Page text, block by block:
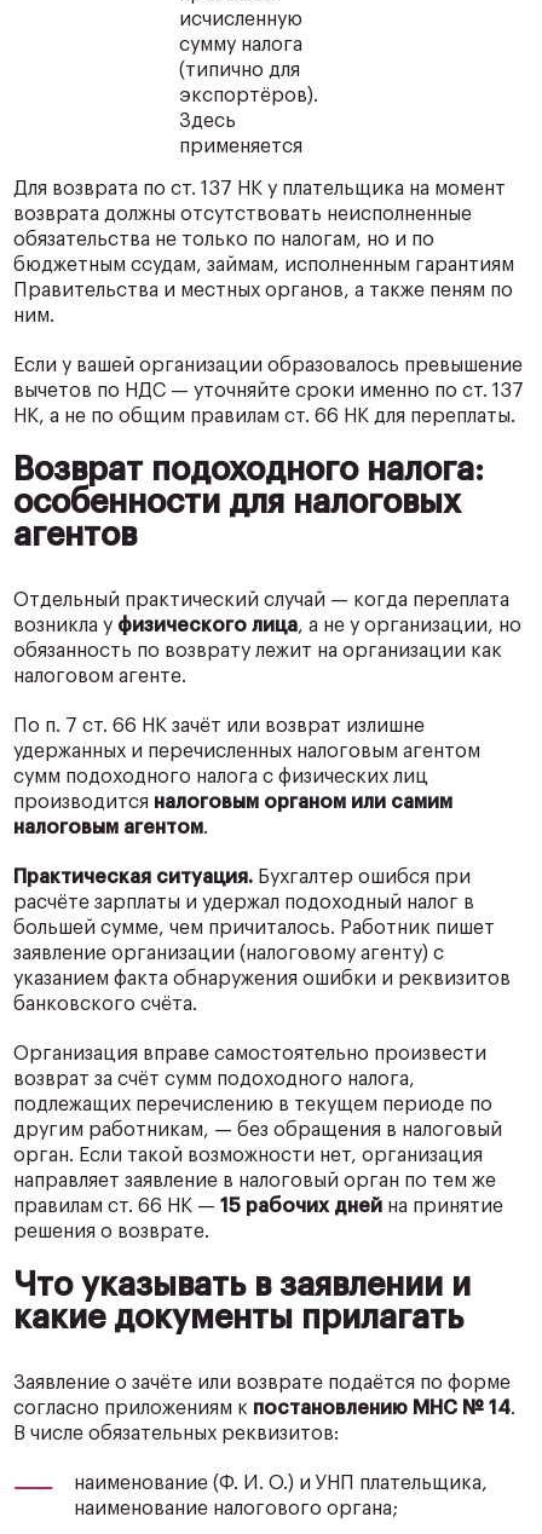
исчисленную
сумму налога
(типично для
экспортёров).
Здесь
применяется
Для возврата по ст. 137 НК у плательщика на момент
возврата должны отсутствовать неисполненные
обязательства не только по налогам, но и по
бюджетным ссудам, займам, исполненным гарантиям
Правительства и местных органов, а также пеням по
ним.
Если у вашей организации образовалось превышение
вычетов по НДС — уточняйте сроки именно по ст. 137
НК, а не по общим правилам ст. 66 НК для переплаты.
Возврат подоходного налога:
особенности для налоговых
агентов
Отдельный практический случай — когда переплата
возникла у физического лица, а не у организации, но
обязанность по возврату лежит на организации как
налоговом агенте.
По п. 7 ст. 66 НК зачёт или возврат излишне
удержанных и перечисленных налоговым агентом
сумм подоходного налога с физических лиц
производится налоговым органом или самим
налоговым агентом.
Практическая ситуация. Бухгалтер ошибся при
расчёте зарплаты и удержал подоходный налог в
большей сумме, чем причиталось. Работник пишет
заявление организации (налоговому агенту) с
указанием факта обнаружения ошибки и реквизитов
банковского счёта.
Организация вправе самостоятельно произвести
возврат за счёт сумм подоходного налога,
подлежащих перечислению в текущем периоде по
другим работникам, — без обращения в налоговый
орган. Если такой возможности нет, организация
направляет заявление в налоговый орган по тем же
правилам ст. 66 НК —15 рабочих дней на принятие
решения о возврате.
Что указывать в заявлении и
какие документы прилагать
Заявление о зачёте или возврате подаётся по форме
согласно приложениям к постановлению МНС № 14.
В числе обязательных реквизитов:
наименование (Ф. И. О.) и УНП плательщика,
наименование налогового органа;